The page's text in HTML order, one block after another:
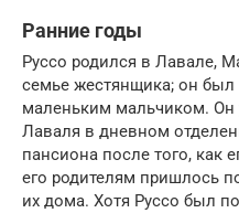
Ранние годы
Руссо родился в Лавале,
семье жестянщика; он
маленьким мальчиком. Он
Лаваля в дневном
пансиона после того, как
его родителям пришлось
их дома. Хотя Руссо был